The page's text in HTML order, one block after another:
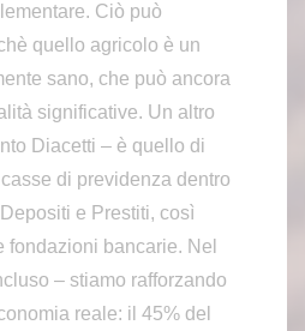
Ciò può
quello agricolo è un
sano, che può ancora
significative. Un altro
Diacetti – è quello di
di previdenza dentro
e Prestiti, così
fondazioni bancarie. Nel
– stiamo rafforzando
reale: il 45% del